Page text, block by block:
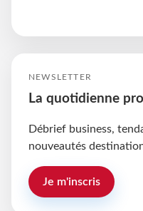
NEWSLETTER
La quotidienne pro
Débrief business,
nouveautés
Je m'inscris